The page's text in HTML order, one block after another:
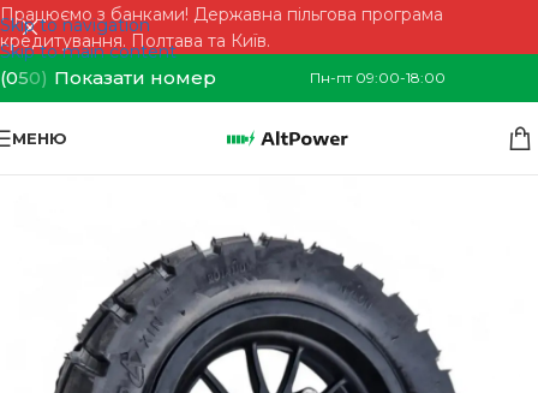
Skip to navigation
Skip to main content
Працюємо з банками! Державна пільгова програма
кредитування. Полтава та Київ.
(050) Показати номер Пн-пт 09:00-18:00
МЕНЮ